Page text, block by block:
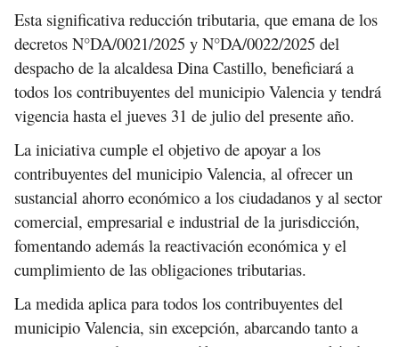
Esta significativa reducción tributaria, que emana de los
decretos N°DA/0021/2025 y N°DA/0022/2025 del
despacho de la alcaldesa Dina Castillo, beneficiará a
todos los contribuyentes del municipio Valencia y tendrá
vigencia hasta el jueves 31 de julio del presente año.
La iniciativa cumple el objetivo de apoyar a los
contribuyentes del municipio Valencia, al ofrecer un
sustancial ahorro económico a los ciudadanos y al sector
comercial, empresarial e industrial de la jurisdicción,
fomentando además la reactivación económica y el
cumplimiento de las obligaciones tributarias.
La medida aplica para todos los contribuyentes del
municipio Valencia, sin excepción, abarcando tanto a